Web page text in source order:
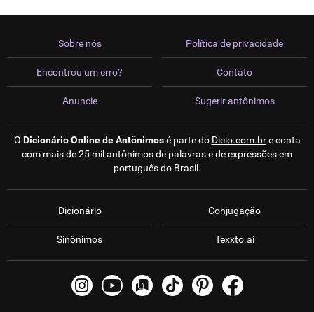
Sobre nós
Encontrou um erro?
Anuncie
Política de privacidade
Contato
Sugerir antônimos
O Dicionário Online de Antônimosé parte do Dicio.com.bre conta
com mais de 25 mil antônimos de palavras e de expressões em
português do Brasil.
Dicionário
Sinônimos
Conjugação
Texxto.ai